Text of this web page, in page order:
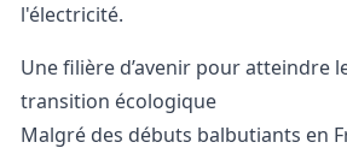
l'électricité.
Une filière d’avenir pour atteindre
transition écologique
Malgré des débuts balbutiants en